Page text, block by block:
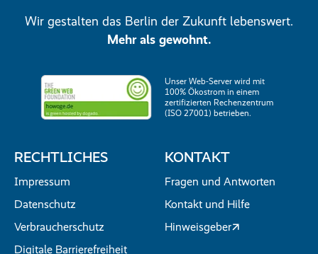
Wir gestalten das Berlin der Zukunft lebenswert.
Mehr als gewohnt.
Unser Web-Server wird mit
100% Ökostrom in einem
zertifizierten Rechenzentrum
(ISO 27001) betrieben.
RECHTLICHES
Impressum
Datenschutz
Verbraucherschutz
Digitale Barrierefreiheit
KONTAKT
Fragen und Antworten
Kontakt und Hilfe
Hinweisgeber